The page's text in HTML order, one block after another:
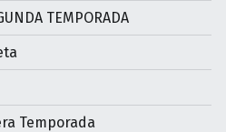
TEMPORADA
Temporada